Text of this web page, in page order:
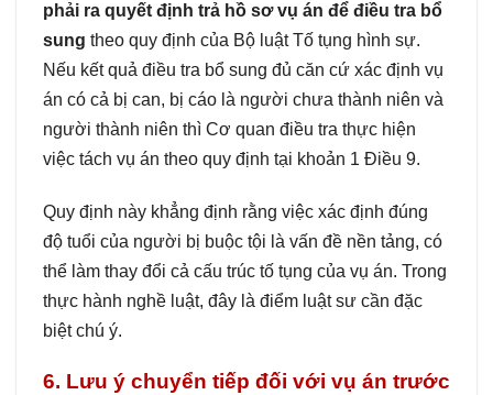
phải ra quyết định trả hồ sơ vụ án để điều tra bổ
sung theo quy định của Bộ luật Tố tụng hình sự.
Nếu kết quả điều tra bổ sung đủ căn cứ xác định vụ
án có cả bị can, bị cáo là người chưa thành niên và
người thành niên thì Cơ quan điều tra thực hiện
việc tách vụ án theo quy định tại khoản 1 Điều 9.
Quy định này khẳng định rằng việc xác định đúng
độ tuổi của người bị buộc tội là vấn đề nền tảng, có
thể làm thay đổi cả cấu trúc tố tụng của vụ án. Trong
thực hành nghề luật, đây là điểm luật sư cần đặc
biệt chú ý.
6. Lưu ý chuyển tiếp đối với vụ án trước